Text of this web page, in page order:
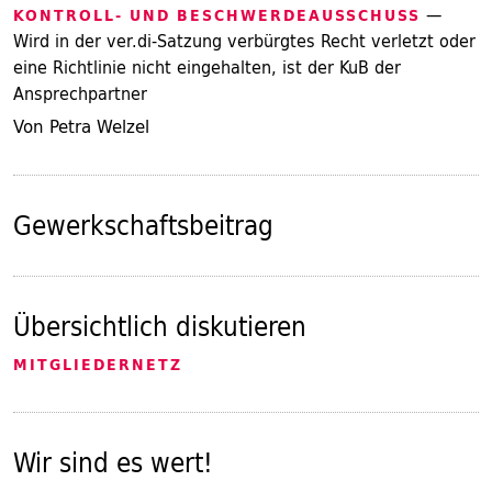
KONTROLL- UND BESCHWERDEAUSSCHUSS —
Wird in der ver.di-Satzung verbürgtes Recht verletzt oder
eine Richtlinie nicht eingehalten, ist der KuB der
Ansprechpartner
Von Petra Welzel
Gewerkschaftsbeitrag
Übersichtlich diskutieren
MITGLIEDERNETZ
Wir sind es wert!